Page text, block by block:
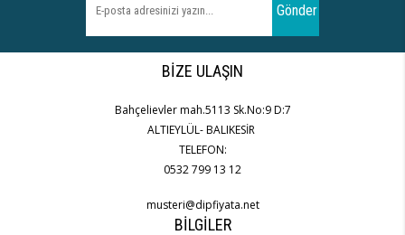
Gönder
BIZE ULAŞIN
Bahçelievler mah.5113 Sk.No:9 D:7
ALTIEYLÜL- BALIKESİR
TELEFON:
0532 799 13 12
musteri@dipfiyata.net
BILGILER